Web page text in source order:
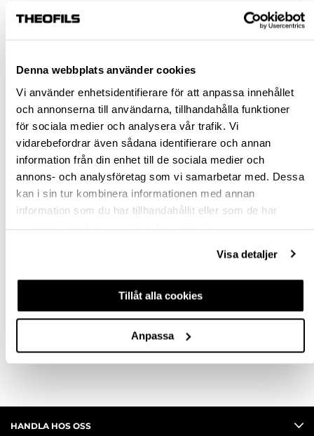
Denna webbplats använder cookies
Vi använder enhetsidentifierare för att anpassa innehållet
och annonserna till användarna, tillhandahålla funktioner
för sociala medier och analysera vår trafik. Vi
vidarebefordrar även sådana identifierare och annan
information från din enhet till de sociala medier och
annons- och analysföretag som vi samarbetar med. Dessa
kan i sin tur kombinera informationen med annan
information som du har tillhandahållit eller som de har
Visa detaljer
Tillåt alla cookies
Anpassa
KANTHANDTAG HOOKY ZERO MK
VÄLJ VARIANT
Snabba leveranser
Hämta i butik
Ledande leverantör i Sverige
FRÅGA OM PRODUKT
HANDLA HOS OSS